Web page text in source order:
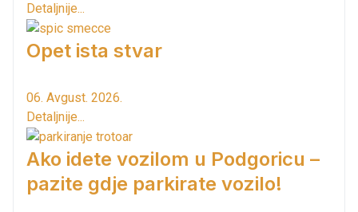
Detaljnije...
Opet ista stvar
06. Avgust. 2026.
Detaljnije...
Ako idete vozilom u Podgoricu –
pazite gdje parkirate vozilo!